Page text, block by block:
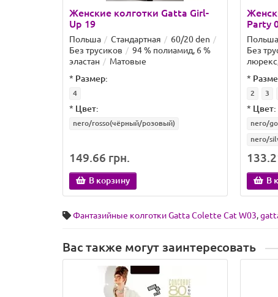
Женские колготки Gatta Girl-
Up 19
Польша Стандартная
60/20 den
Без трусиков
94 % полиамид, 6 %
эластан
Матовые
* Размер:
4
* Цвет:
nero/rosso(чёрный/розовый)
149.66 грн.
В корзину
Party
Польша
Без
*
2 3
* Цвет:
nero/
nero/
В
Фантазийные колготки Gatta Colette Cat W03,
Вас также могут заинтересовать